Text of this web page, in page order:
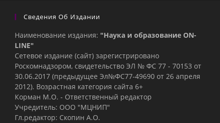
Сведения Об Издании
Наименование издания: "Наука и образование ON-
LINE"
Сетевое издание (сайт) зарегистрировано
Роскомнадзором, свидетельство ЭЛ № ФС 77 - 70153 от
30.06.2017 (предыдущее Эл№ФC77-49690 от 26 апреля
2012). Возрастная категория сайта 6+
Корман М.О. - Ответственный редактор
Учредитель: ООО "МЦНИП"
Гл.редактор: Скопин А.О.